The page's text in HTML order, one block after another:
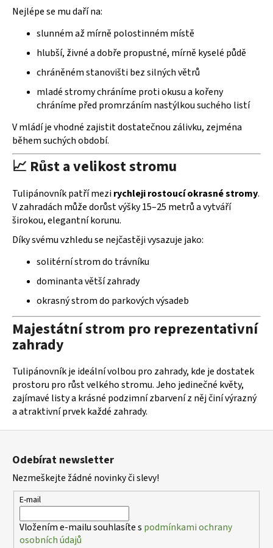
Nejlépe se mu daří na:
slunném až mírně polostinném místě
hlubší, živné a dobře propustné, mírně kyselé půdě
chráněném stanovišti bez silných větrů
mladé stromy chráníme proti okusu a kořeny
chráníme před promrzáním nastýlkou suchého listí
V mládí je vhodné zajistit dostatečnou zálivku, zejména
během suchých období.
📈 Růst a velikost stromu
Tulipánovník patří mezirychleji rostoucí okrasné stromy.
V zahradách může dorůst výšky 15–25 metrů a vytváří
širokou, elegantní korunu.
Díky svému vzhledu se nejčastěji vysazuje jako:
solitérní strom do trávníku
dominanta větší zahrady
okrasný strom do parkových výsadeb
Majestátní strom pro reprezentativní
zahrady
Tulipánovník je ideální volbou pro zahrady, kde je dostatek
prostoru pro růst velkého stromu. Jeho jedinečné květy,
zajímavé listy a krásné podzimní zbarvení z něj činí výrazný
a atraktivní prvek každé zahrady.
Z
Odebírat newsletter
Nezmeškejte žádné novinky či slevy!
E-mail
Vložením e-mailu souhlasíte s podmínkami ochrany
osobních údajů